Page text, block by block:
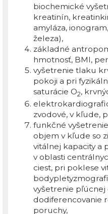
biochemické
kreatinín,
amyláza,
železa),
základné
hmotnosť, BMI,
vyšetrenie tlaku
pokoji a pri
saturácie O2,
zvodové, v kľude,
funkčné
objem v kľude so
vitálnej kapacity a
v oblasti
ciest, pri poklese
vyšetrenie pľúcnej
dodiferencovanie
poruchy,